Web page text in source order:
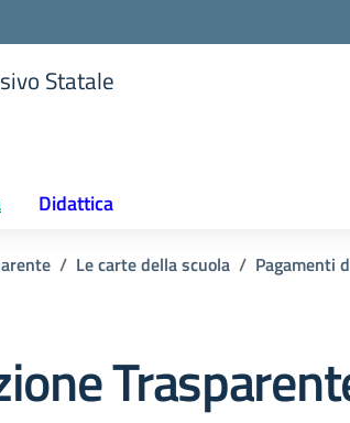
Statale
Didattica
Le carte della scuola Pagamenti